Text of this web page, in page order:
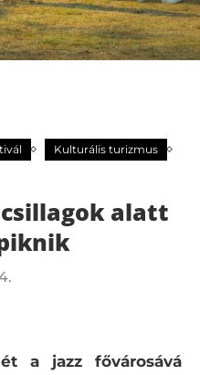
Kulturális turizmus
alatt
a jazz fővárosává